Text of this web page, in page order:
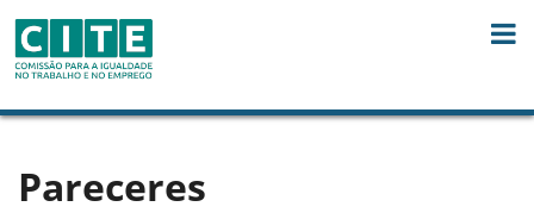
Pareceres